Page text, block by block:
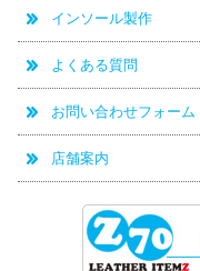
インソール製作
よくある質問
お問い合わせフォーム
店舗案内